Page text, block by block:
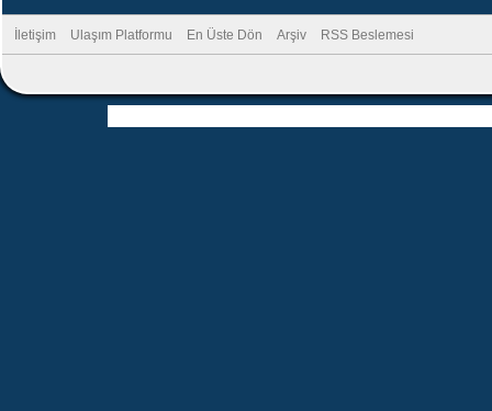
İletişim Ulaşım Platformu En Üste Dön Arşiv RSS Beslemesi